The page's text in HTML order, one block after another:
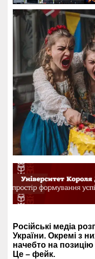
Російські медіа
України. Окремі з
начебто на
Це – фейк.